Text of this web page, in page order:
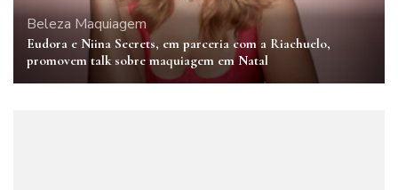
Beleza Maquiagem
Eudora e Niina Secrets, em parceria com a Riachuelo,
promovem talk sobre maquiagem em Natal